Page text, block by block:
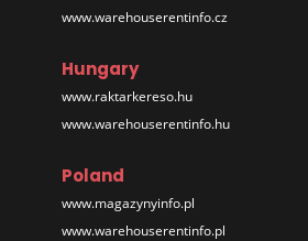
www.warehouserentinfo.cz
Hungary
www.raktarkereso.hu
www.warehouserentinfo.hu
Poland
www.magazynyinfo.pl
www.warehouserentinfo.pl